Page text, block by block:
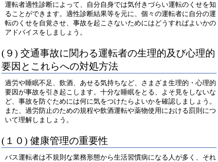
運転者適性診断によって、自分自身では気付きづらい運転のくせを知
ることができます。適性診断結果等を元に、個々の運転者に自分の運
転のくせを自覚させ、事故を起こさないためにはどうすればよいかの
アドバイスをしましょう。
(９) 交通事故に関わる運転者の生理的及び心理的
要因とこれらへの対処方法
過労や睡眠不足、飲酒、あせる気持ちなど、さまざま生理的・心理的
要因が事故を引き起こします。十分な睡眠をとる、よそ見をしないな
ど、事故を防ぐためには何に気をつけたらよいかを確認しましょう。
また、過労防止のための規程や飲酒運転や薬物使用における罰則につ
いて理解しましょう。
(１０) 健康管理の重要性
バス運転者は不規則な業務形態から生活習慣病になる人が多く、それ